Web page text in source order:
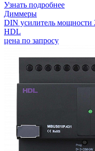
Узнать подробнее
Диммеры
DIN усилитель мощности
HDL
цена по запросу